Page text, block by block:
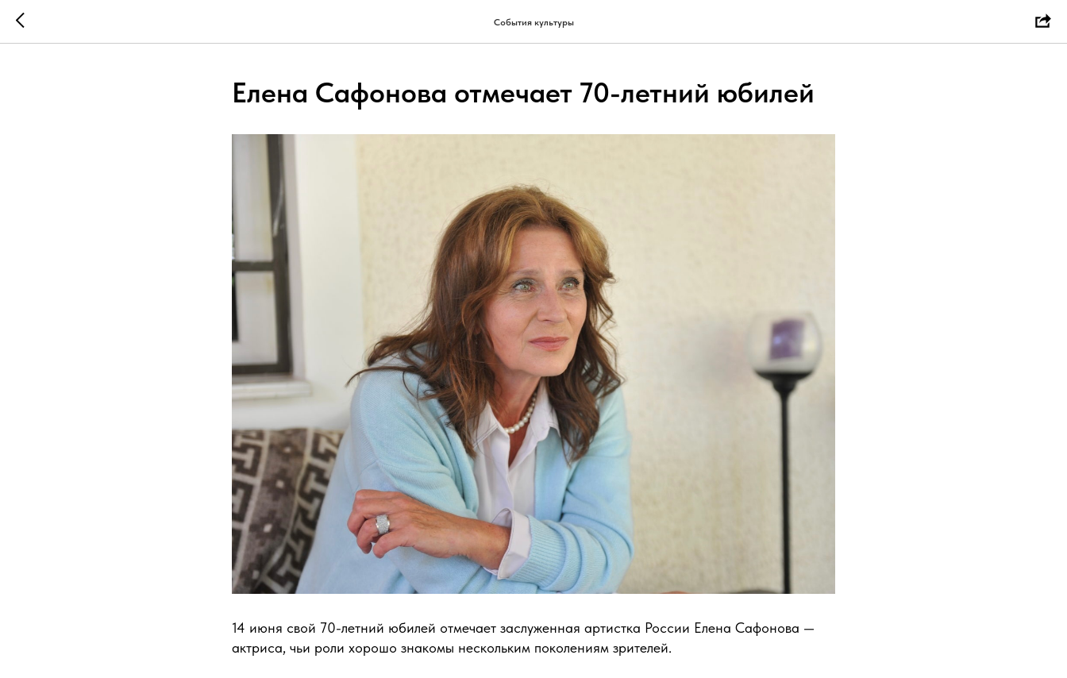
События культуры
Елена Сафонова отмечает 70-летний юбилей
14 июня свой 70-летний юбилей отмечает заслуженная артистка России Елена Сафонова —
актриса, чьи роли хорошо знакомы нескольким поколениям зрителей.